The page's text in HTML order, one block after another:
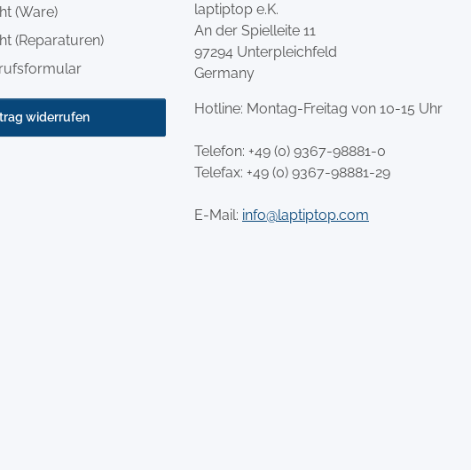
(Ware)
(Reparaturen)
widerrufen
laptiptop e.K.
An der Spielleite 11
97294 Unterpleichfeld
Germany
Hotline: Montag-Freitag von 10-15 Uhr
Telefon: +49 (0) 9367-98881-0
Telefax: +49 (0) 9367-98881-29
E-Mail: info@laptiptop.com